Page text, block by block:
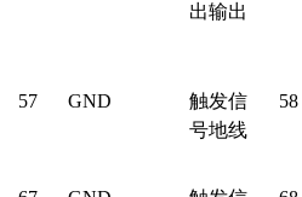
出输出
57 GND
触发信
号地线
58